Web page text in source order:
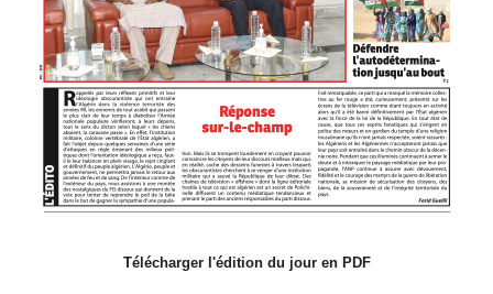
Télécharger l'édition du jour en PDF